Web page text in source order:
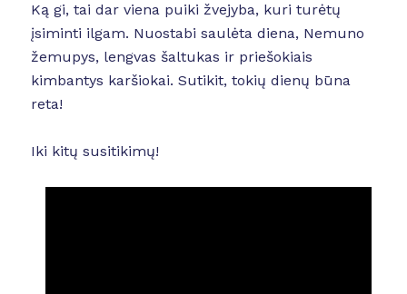
Ką gi, tai dar viena puiki žvejyba, kuri turėtų
įsiminti ilgam. Nuostabi saulėta diena, Nemuno
žemupys, lengvas šaltukas ir priešokiais
kimbantys karšiokai. Sutikit, tokių dienų būna
reta!
Iki kitų susitikimų!